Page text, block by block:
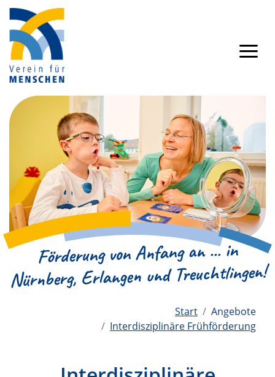
Förderung von Anfang an ... in
Nürnberg, Erlangen und Treuchtlingen!
Start
Angebote
Interdisziplinäre Frühförderung